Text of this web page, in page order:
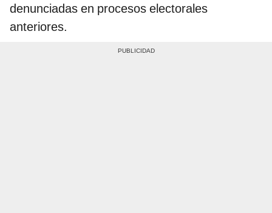
denunciadas en procesos electorales
anteriores.